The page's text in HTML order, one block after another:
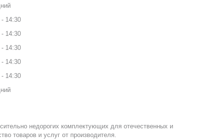
14:30
14:30
14:30
14:30
14:30
недорогих комплектующих для отечественных и
товаров и услуг от производителя.